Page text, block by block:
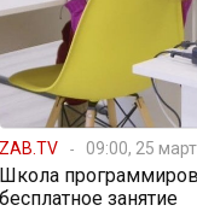
ZAB.TV 09:00, 25
Школа
бесплатное занятие